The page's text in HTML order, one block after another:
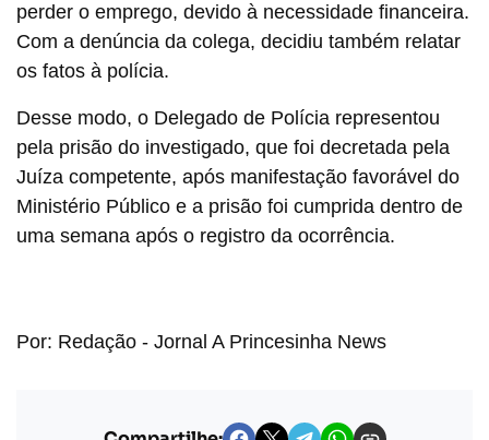
perder o emprego, devido à necessidade financeira.
Com a denúncia da colega, decidiu também relatar
os fatos à polícia.
Desse modo, o Delegado de Polícia representou
pela prisão do investigado, que foi decretada pela
Juíza competente, após manifestação favorável do
Ministério Público e a prisão foi cumprida dentro de
uma semana após o registro da ocorrência.
Por: Redação - Jornal A Princesinha News